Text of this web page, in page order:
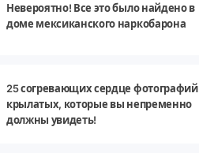
Невероятно! Все это было найдено в
доме мексиканского наркобарона
25 согревающих сердце фотографий
крылатых, которые вы непременно
должны увидеть!